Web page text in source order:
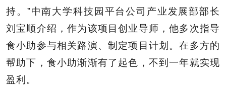
持。”中南大学科技园平台公司产业发展部部长
刘宝顺介绍，作为该项目创业导师，他多次指导
食小助参与相关路演、制定项目计划。在多方的
帮助下，食小助渐渐有了起色，不到一年就实现
盈利。